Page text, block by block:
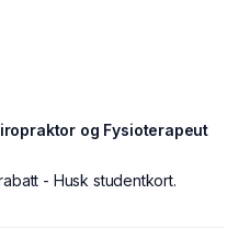
og Fysioterapeut
- Husk studentkort.